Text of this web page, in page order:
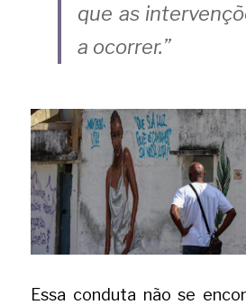
que as
a ocorrer.”
Essa conduta não se